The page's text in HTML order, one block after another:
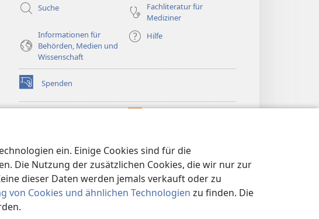
ein. Einige Cookies sind für die
Die Nutzung der zusätzlichen Cookies, die wir nur zur
dieser Daten werden jemals verkauft oder zu
von Cookies und ähnlichen Technologien zu finden. Die
Suche
Fachliteratur für
Mediziner
Informationen für
Behörden, Medien und
Wissenschaft
Hilfe
Spenden
(öffnet
neues
Fenster)
Fenster)JW Library Watchtower Library